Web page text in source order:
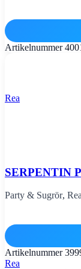
Artikelnummer
Rea
SERPENTIN
Party & Sugrör,
Artikelnummer
Rea